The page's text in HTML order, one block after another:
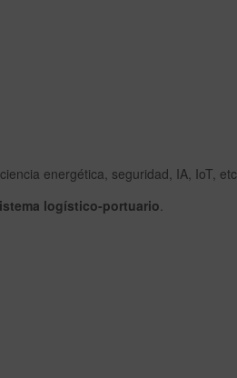
energética, seguridad, IA, IoT, etc.
logístico-portuario